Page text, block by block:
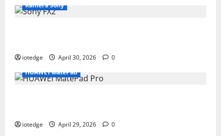
Kamera Sony
iotedge April 30, 2026
0
HUAWEI MatePad
iotedge April 29, 2026
0